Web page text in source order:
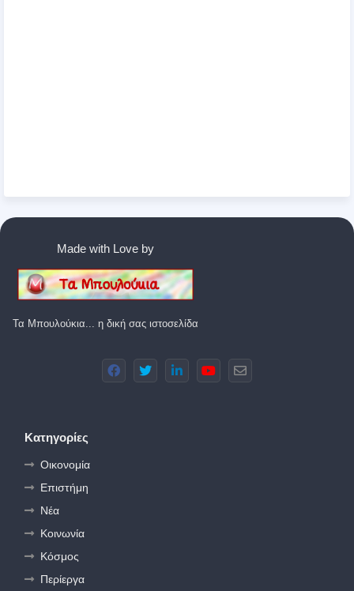
Made with Love by
Τα Μπουλούκια... η δική σας ιστοσελίδα
Κατηγορίες
Οικονομία
Επιστήμη
Νέα
Κοινωνία
Κόσμος
Περίεργα